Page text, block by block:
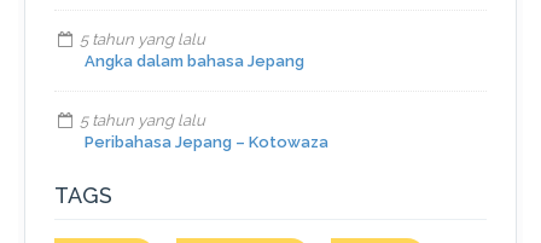
5 tahun yang lalu
Angka dalam bahasa Jepang
5 tahun yang lalu
Peribahasa Jepang – Kotowaza
TAGS